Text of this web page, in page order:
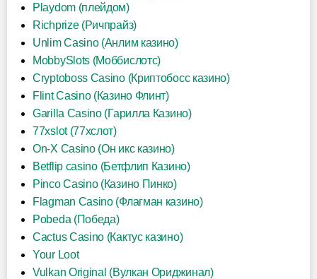
Playdom (плейдом)
Richprize (Ричпрайз)
Unlim Casino (Анлим казино)
MobbySlots (Моббислотс)
Cryptoboss Casino (Криптобосс казино)
Flint Casino (Казино Флинт)
Garilla Casino (Гарилла Казино)
77xslot (77хслот)
On-X Casino (Он икс казино)
Betflip casino (Бетфлип Казино)
Pinco Casino (Казино Пинко)
Flagman Casino (Флагман казино)
Pobeda (Победа)
Cactus Casino (Кактус казино)
Your Loot
Vulkan Original (Вулкан Ориджинал)